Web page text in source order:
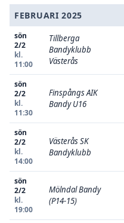
FEBRUARI 2025
sön
2/2
kl.
11:00
Tillberga
Bandyklubb
Västerås
sön
2/2
kl.
11:30
Finspångs AIK
Bandy U16
sön
2/2
kl.
14:00
Västerås SK
Bandyklubb
sön
2/2
kl.
19:00
Mölndal Bandy
(P14-15)